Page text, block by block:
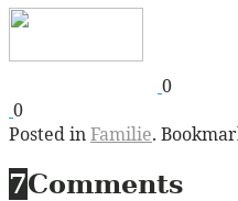
0
0
Posted inFamilie.
7Comments